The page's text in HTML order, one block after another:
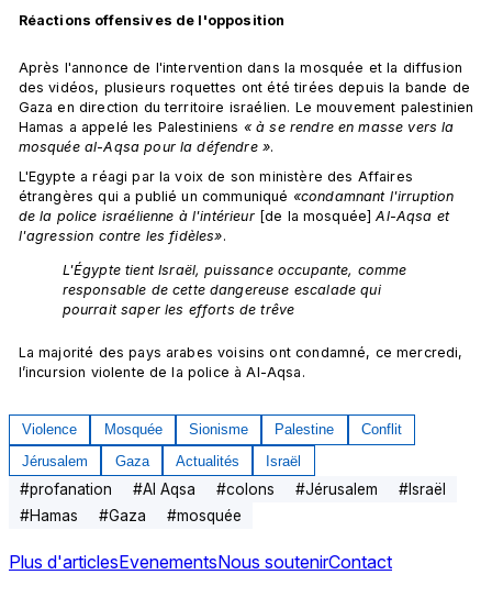
Réactions offensives de l'opposition
Après l'annonce de l'intervention dans la mosquée et la diffusion
des vidéos, plusieurs roquettes ont été tirées depuis la bande de
Gaza en direction du territoire israélien. Le mouvement palestinien
Hamas a appelé les Palestiniens « à se rendre en masse vers la
mosquée al-Aqsa pour la défendre ».
L'Egypte a réagi par la voix de son ministère des Affaires
étrangères qui a publié un communiqué «condamnant l'irruption
de la police israélienne à l'intérieur [de la mosquée] Al-Aqsa et
l'agression contre les fidèles».
L'Égypte tient Israël, puissance occupante, comme
responsable de cette dangereuse escalade qui
pourrait saper les efforts de trêve
La majorité des pays arabes voisins ont condamné, ce mercredi,
l’incursion violente de la police à Al-Aqsa.
Violence Mosquée Sionisme Palestine
Conflit
Jérusalem
Gaza Actualités Israël
#profanation #Al Aqsa #colons #Jérusalem #Israël
#Hamas #Gaza #mosquée
Plus d'articlesEvenementsNous soutenirContact